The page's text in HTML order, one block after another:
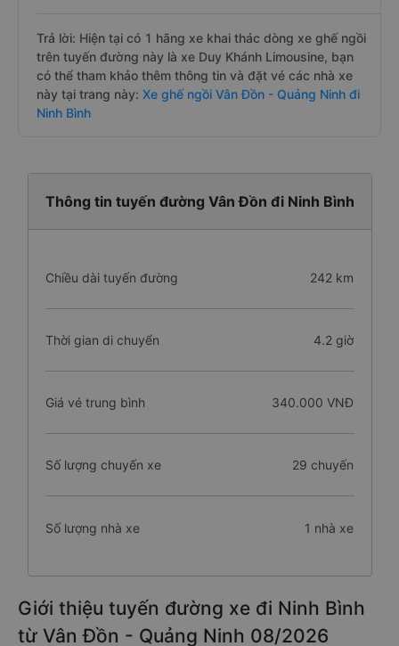
Trả lời: Hiện tại có 1 hãng xe khai thác dòng xe ghế ngồi
trên tuyến đường này là xe Duy Khánh Limousine, bạn
có thể tham khảo thêm thông tin và đặt vé các nhà xe
này tại trang này: Xe ghế ngồi Vân Đồn - Quảng Ninh đi
Ninh Bình
Thông tin tuyến đường Vân Đồn đi Ninh Bình
Chiều dài tuyến đường 242 km
Thời gian di chuyển 4.2 giờ
Giá vé trung bình 340.000 VNĐ
Số lượng chuyến xe 29 chuyến
Số lượng nhà xe 1 nhà xe
Giới thiệu tuyến đường xe đi Ninh Bình
từ Vân Đồn - Quảng Ninh 08/2026